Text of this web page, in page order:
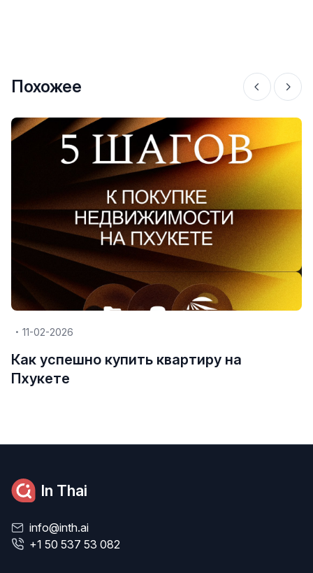
Похожее
11-02-2026
Как успешно купить квартиру на
Пхукете
In Thai
info@inth.ai
+1 50 537 53 082